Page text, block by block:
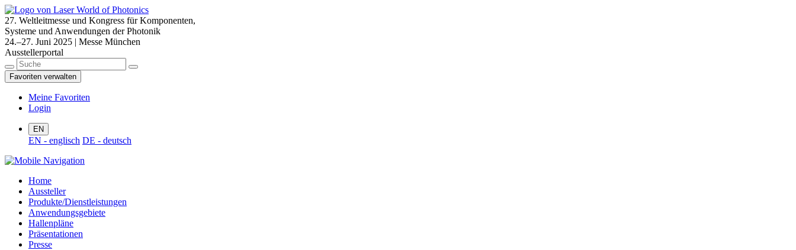
27. Weltleitmesse und Kongress für Komponenten,
Systeme und Anwendungen der Photonik
24.–27. Juni 2025 | Messe München
Ausstellerportal
Favoriten verwalten
Meine Favoriten
Login
EN
EN - englisch DE - deutsch
Home
Aussteller
Produkte/Dienstleistungen
Anwendungsgebiete
Hallenpläne
Präsentationen
Presse